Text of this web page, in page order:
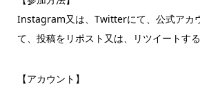
Instagram又は、Twitterにて、公式アカ
て、投稿をリポスト又は、リツイートする
【アカウント】